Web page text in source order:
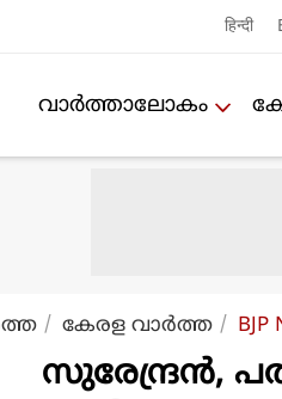
हिन्दी
വാര്‍ത്താലോകം
കേരള വാര്‍ത്ത
സുരേന്ദ്രൻ,